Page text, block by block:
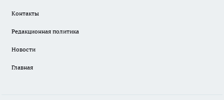
Контакты
Редакционная политика
Новости
Главная